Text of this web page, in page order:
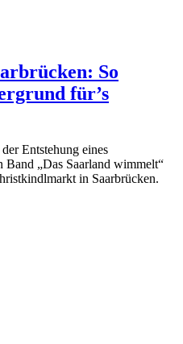
So
für’s
Entstehung eines
„Das Saarland wimmelt“
in Saarbrücken.